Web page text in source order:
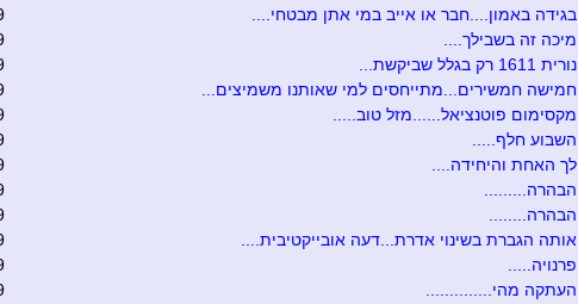
בגידה באמון....חבר או אייב במי אתן מבטחי....
מיכה זה בשבילך....
נורית 1611 רק בגלל שביקשת...
חמישה חמשירים...מתייחסים למי שאותנו משמיצים...
מקסימום פוטנציאל......מזל טוב.....
השבוע חלף.....
לך האחת והיחידה....
הבהרה.........
הבהרה........
אותה הגברת בשינוי אדרת...דעה אובייקטיבית....
פרנויה.....
העתקה מהי..............